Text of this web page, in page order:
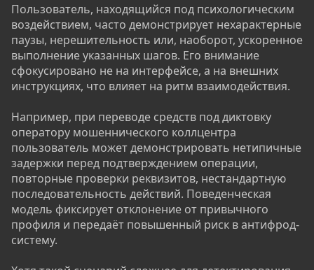
Пользователь, находящийся под психологическим
воздействием, часто демонстрирует нехарактерные
паузы, нерешительность или, наоборот, ускоренное
выполнение указанных шагов. Его внимание
сфокусировано не на интерфейсе, а на внешних
инструкциях, что влияет на ритм взаимодействия.
Например, при переводе средств под диктовку
оператору мошеннического коллцентра
пользователь может демонстрировать нетипичные
задержки перед подтверждением операции,
повторные проверки реквизитов, нестандартную
последовательность действий. Поведенческая
модель фиксирует отклонение от привычного
профиля и передаёт повышенный риск в антифрод-
систему.